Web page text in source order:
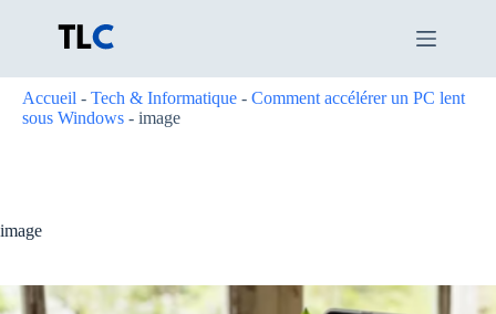
Accueil - Tech & Informatique - Comment accélérer un PC lent
sous Windows - image
image